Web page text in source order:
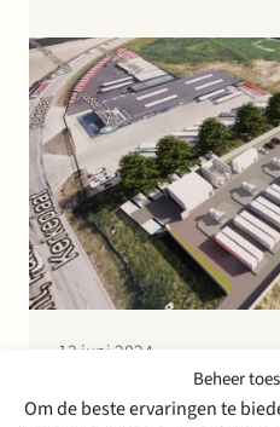
Beheer
Om de beste ervaringen te
meer…
12 juni 2024
Stek adviseert